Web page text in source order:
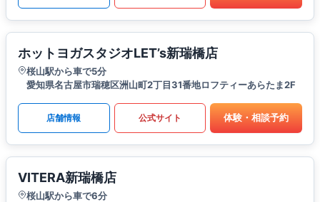
ホットヨガスタジオLET’s新瑞橋店
桜山駅から車で5分
愛知県名古屋市瑞穂区洲山町2丁目31番地ロフティーあらたま2F
店舗情報 公式サイト 体験・相談予約
VITERA新瑞橋店
桜山駅から車で6分